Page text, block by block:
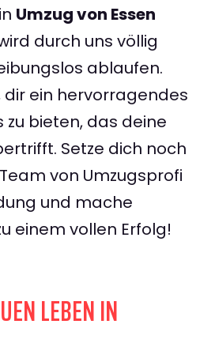
Umzug von Essen
durch uns völlig
ablaufen.
dir ein hervorragendes
zu bieten, das deine
Setze dich noch
von Umzugsprofi
und mache
einem vollen Erfolg!
LEBEN IN